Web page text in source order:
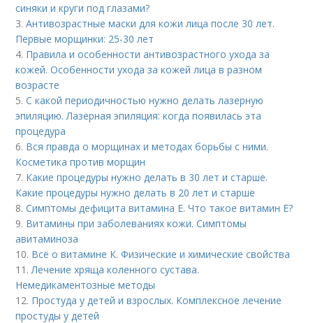
синяки и круги под глазами?
3.Антивозрастные маски для кожи лица после 30 лет.
Первые морщинки: 25-30 лет
4. Правила и особенности антивозрастного ухода за
кожей. Особенности ухода за кожей лица в разном
возрасте
5.С какой периодичностью нужно делать лазерную
эпиляцию. Лазерная эпиляция: когда появилась эта
процедура
6. Вся правда о морщинах и методах борьбы с ними.
Косметика против морщин
7. Какие процедуры нужно делать в 30 лет и старше.
Какие процедуры нужно делать в 20 лет и старше
8.Симптомы дефицита витамина E. Что такое витамин Е?
9. Витамины при заболеваниях кожи. Симптомы
авитаминоза
10. Всё о витамине К. Физические и химические свойства
11.Лечение хряща коленного сустава.
Немедикаментозные методы
12. Простуда у детей и взрослых. Комплексное лечение
простуды у детей